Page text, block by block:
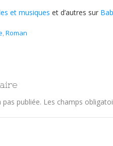
et musiques et d’autres sur
,Roman
publiée. Les champs